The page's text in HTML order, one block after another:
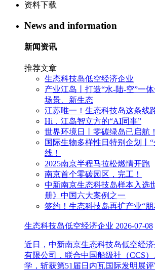
资料下载
News and information
新闻资讯
推荐文章
生态科技岛低空经济企业
产业江岛丨打造“水-陆-空”一
场景、新生态
江苏唯一！生态科技岛这条线
Hi，江岛智立方的“AI同事”
世界环境日丨零碳绿岛已启航！
国际生物多样性日特别企划丨
线！
2025南京半程马拉松燃情开跑
南京首个零碳园区，完工！
中新南京生态科技岛样本入选
册》中国六大案例之一
签约！生态科技岛再扩产业“朋
生态科技岛低空经济企业 2026-07-08
近日，中新南京生态科技岛低空经
有限公司，联合中国船级社（CCS
学，斩获第51届日内瓦国际发明展